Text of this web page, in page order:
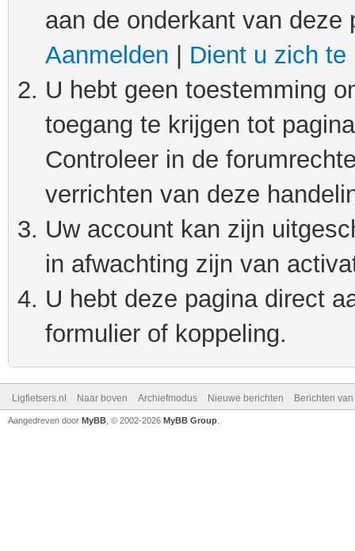
aan de onderkant van
Aanmelden
Dient u zich te
U hebt geen toestemming
toegang te krijgen tot
Controleer in de
verrichten van deze
Uw account kan zijn
in afwachting zijn van
U hebt deze pagina direct
formulier of koppeling.
Ligfietsers.nl Naar boven Archiefmodus Nieuwe berichten Berichten
Aangedreven door MyBB , © 2002-2026 MyBB Group